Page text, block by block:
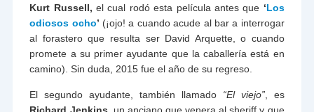
Kurt Russell, el cual rodó esta película antes que ‘Los
odiosos ocho’ (¡ojo! a cuando acude al bar a interrogar
al forastero que resulta ser David Arquette, o cuando
promete a su primer ayudante que la caballería está en
camino). Sin duda, 2015 fue el año de su regreso.
El segundo ayudante, también llamado“El viejo”, es